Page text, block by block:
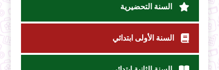
السنة التحضيرية
السنة الأولى ابتدائي